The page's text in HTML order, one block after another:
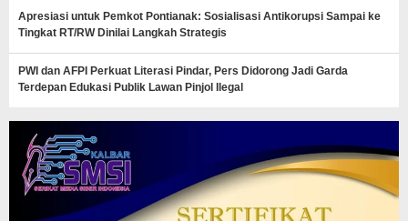
Apresiasi untuk Pemkot Pontianak: Sosialisasi Antikorupsi Sampai ke
Tingkat RT/RW Dinilai Langkah Strategis
PWI dan AFPI Perkuat Literasi Pindar, Pers Didorong Jadi Garda
Terdepan Edukasi Publik Lawan Pinjol Ilegal